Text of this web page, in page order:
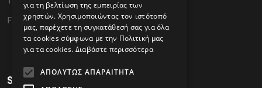
FAX: 2310796341
SHOWROOM
για τη βελτίωση της εμπειρίας των
χρηστών. Χρησιμοποιώντας τον ιστότοπό
μας, παρέχετε τη συγκατάθεσή σας για όλα
τα cookies σύμφωνα με την Πολιτική μας
για τα cookies. Διαβάστε περισσότερα
ΑΠΟΛΎΤΩΣ ΑΠΑΡΑΊΤΗΤΑ